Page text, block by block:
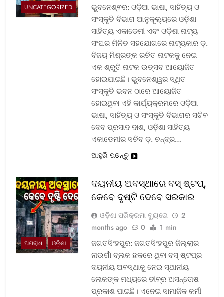
UNCATEGORIZED
ଭୁବନେଶ୍ଵର: ଓଡ଼ିଆ ଭାଷା, ସାହିତ୍ୟ ଓ
ସଂସ୍କୃତି ବିଭାଗ ଆନୁକୂଲ୍ୟରେ ଓଡ଼ିଶା
ସାହିତ୍ୟ ଏକାଡେମୀ ଏବଂ ଓଡ଼ିଶା ନାଟ୍ୟ
ସଂଘର ମିଳିତ ସହଯୋଗରେ ନାଟ୍ୟକାର ଡ଼.
ବିଜୟ ମିଶ୍ରଙ୍କ ରଚିତ ନାଟକକୁ ନେଇ
ଏକ ଶ୍ରୁତି ନାଟକ ଉତ୍ସବ ଆୟୋଜିତ
ହୋଇଯାଇଛି। ଭୁବନେଶ୍ୱର ସ୍ଥିତ
ସଂସ୍କୃତି ଭବନ ଠାରେ ଆୟୋଜିତ
ହୋଇଥିବା ଏହି କାର୍ଯ୍ୟକ୍ରମରେ ଓଡ଼ିଆ
ଭାଷା, ସାହିତ୍ୟ ଓ ସଂସ୍କୃତି ବିଭାଗର ସଚିବ
ଦେବ ପ୍ରସାଦ ଦାଶ, ଓଡ଼ିଶା ସାହିତ୍ୟ
ଏକାଡେମୀର ସଚିବ ଡ଼. ଚନ୍ଦ୍ର…
ଆହୁରି ପଢନ୍ତୁ
ଅପରାଧ ଓଡ଼ିଶା
ଦୟନୀୟ ଅବସ୍ଥାରେ ବସ୍‌ ଷ୍ଟପ୍‌,
କେବେ ଦୃଷ୍ଟି ଦେବେ ସରକାର
ଓଡ଼ିଶା ପରିକ୍ରମା ବ୍ୟୁରୋ
2
months ago
0 1 min
ଜଗତସିଂହପୁର: ଜଗତସିଂହପୁର ଜିଲ୍ଲାର
ନାଉଗାଁ ବ୍ଲକ ଛକରେ ଥିବା ବସ୍‌ ଷ୍ଟପ୍‌ର
ଦୟନୀୟ ଅବସ୍ଥାକୁ ନେଇ ସ୍ଥାନୀୟ
ଲୋକଙ୍କ ମଧ୍ୟରେ ତୀବ୍ର ଅସନ୍ତୋଷ
ପ୍ରକାଶ ପାଇଛି। ଏନେଇ ସାମାଜିକ କର୍ମୀ